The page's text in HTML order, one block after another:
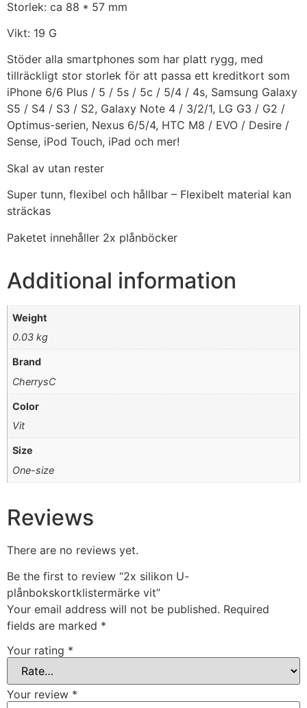
Storlek: ca 88 * 57 mm
Vikt: 19 G
Stöder alla smartphones som har platt rygg, med
tillräckligt stor storlek för att passa ett kreditkort som
iPhone 6/6 Plus / 5 / 5s / 5c / 5/4 / 4s, Samsung Galaxy
S5 / S4 / S3 / S2, Galaxy Note 4 / 3/2/1, LG G3 / G2 /
Optimus-serien, Nexus 6/5/4, HTC M8 / EVO / Desire /
Sense, iPod Touch, iPad och mer!
Skal av utan rester
Super tunn, flexibel och hållbar – Flexibelt material kan
sträckas
Paketet innehåller 2x plånböcker
Additional information
Weight
0.03 kg
Brand
CherrysC
Color
Vit
Size
One-size
Reviews
There are no reviews yet.
Be the first to review “2x silikon U-
plånbokskortklistermärke vit”
Your email address will not be published. Required
fields are marked *
Your rating *
Your review *